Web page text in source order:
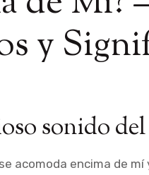
y
sonido
se acomoda encima de